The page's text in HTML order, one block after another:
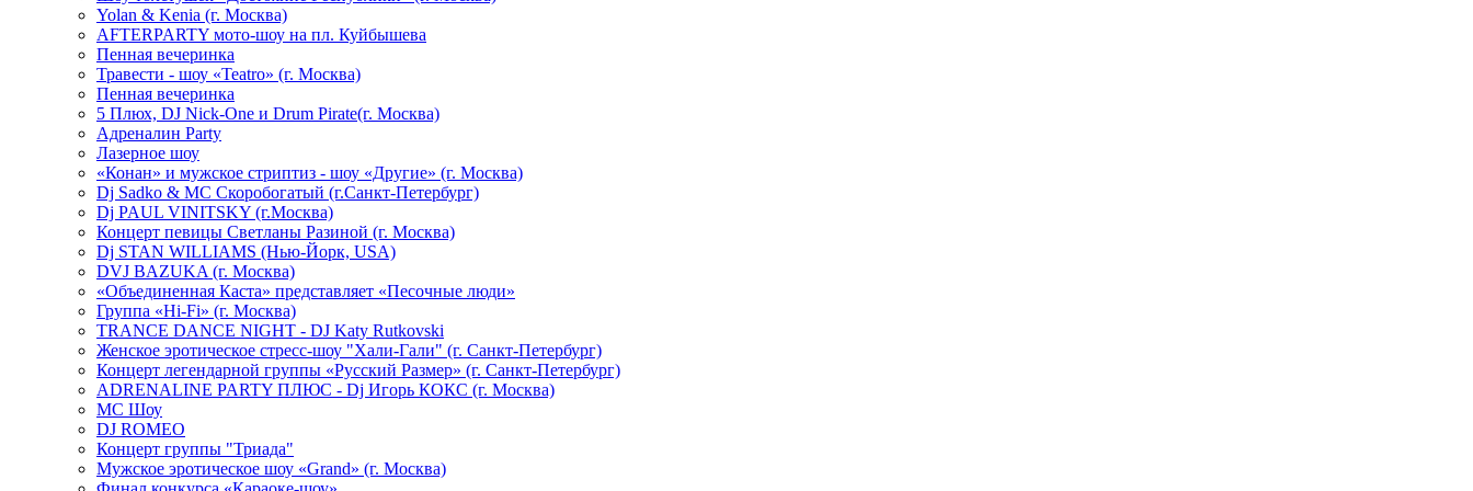
Yolan & Kenia (г. Москва)
AFTERPARTY мото-шоу на пл. Куйбышева
Пенная вечеринка
Травести - шоу «Teatro» (г. Москва)
Пенная вечеринка
5 Плюх, DJ Nick-One и Drum Pirate(г. Москва)
Адреналин Party
Лазерное шоу
«Конан» и мужское стриптиз - шоу «Другие» (г. Москва)
Dj Sadko & МС Скоробогатый (г.Санкт-Петербург)
Dj PAUL VINITSKY (г.Москва)
Концерт певицы Светланы Разиной (г. Москва)
Dj STAN WILLIAMS (Нью-Йорк, USA)
DVJ BAZUKA (г. Москва)
«Объединенная Каста» представляет «Песочные люди»
Группа «Hi-Fi» (г. Москва)
TRANCE DANCE NIGHT - DJ Katy Rutkovski
Женское эротическое стресс-шоу "Хали-Гали" (г. Санкт-Петербург)
Концерт легендарной группы «Русский Размер» (г. Санкт-Петербург)
ADRENALINE PARTY ПЛЮС - Dj Игорь КОКС (г. Москва)
MC Шоу
DJ ROMEO
Концерт группы "Триада"
Мужское эротическое шоу «Grand» (г. Москва)